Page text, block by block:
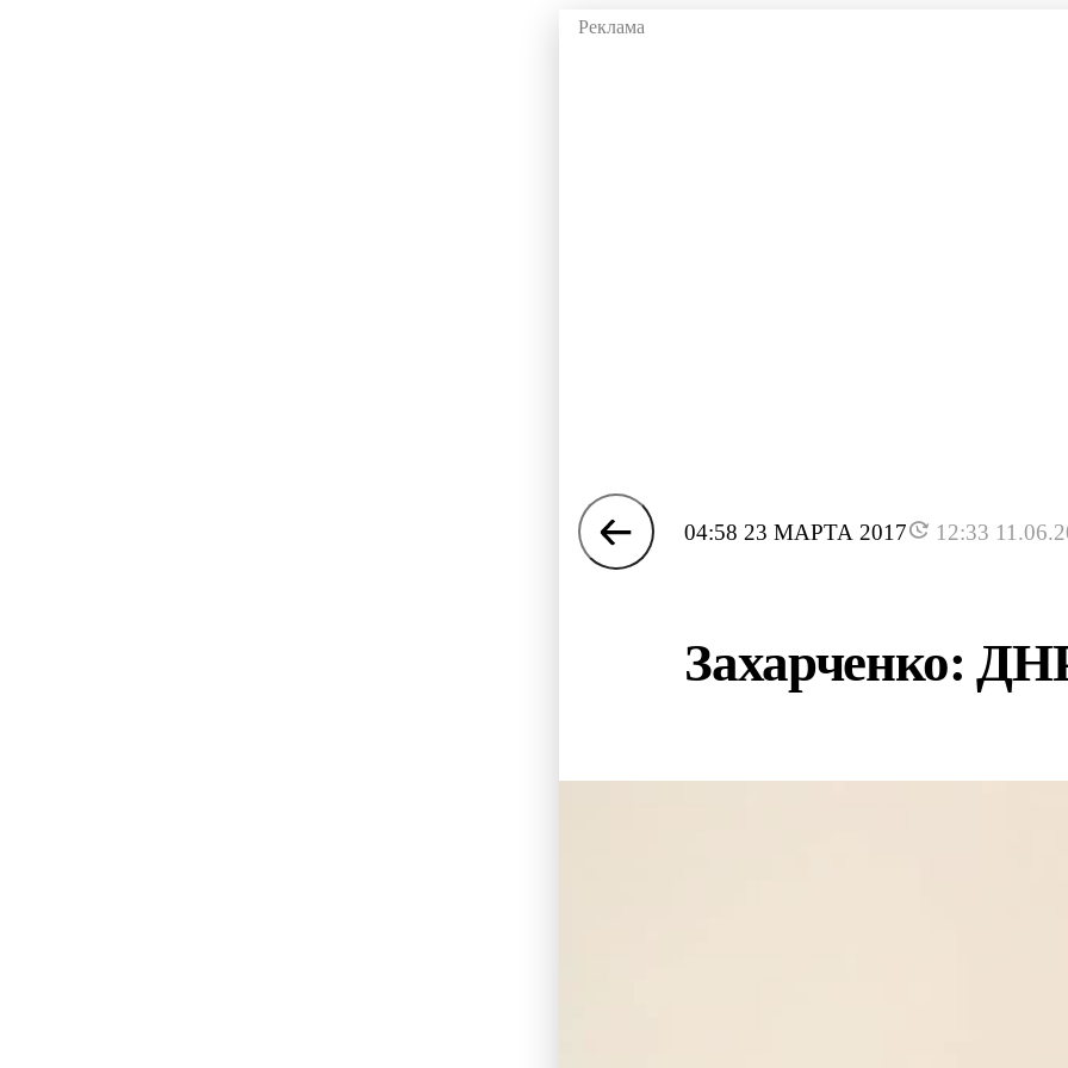
04:58 23 МАРТА 2017 12:33
Захарченко: